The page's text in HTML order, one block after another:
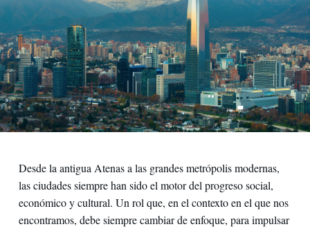
Desde la antigua Atenas a las grandes metrópolis modernas,
las ciudades siempre han sido el motor del progreso social,
económico y cultural. Un rol que, en el contexto en el que nos
encontramos, debe siempre cambiar de enfoque, para impulsar